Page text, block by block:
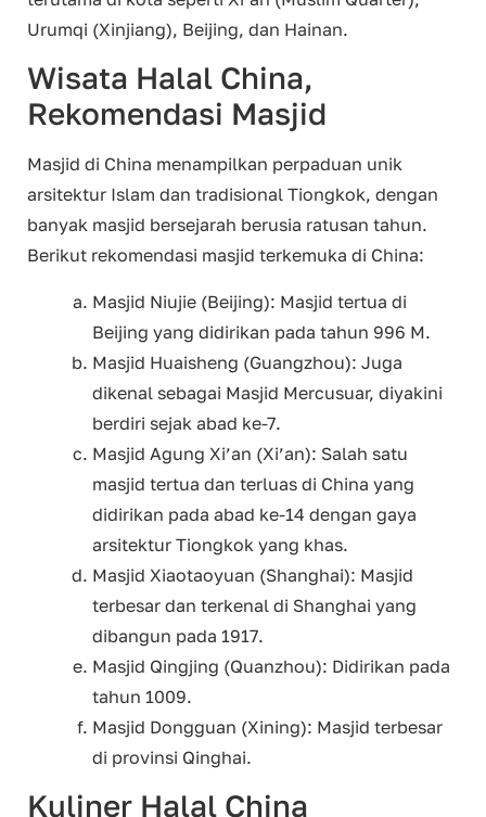
Urumqi (Xinjiang), Beijing, dan Hainan.
Wisata Halal China,
Rekomendasi Masjid
Masjid di China menampilkan perpaduan unik
arsitektur Islam dan tradisional Tiongkok, dengan
banyak masjid bersejarah berusia ratusan tahun.
Berikut rekomendasi masjid terkemuka di China:
Masjid Niujie (Beijing): Masjid tertua di
Beijing yang didirikan pada tahun 996 M.
Masjid Huaisheng (Guangzhou): Juga
dikenal sebagai Masjid Mercusuar, diyakini
berdiri sejak abad ke-7.
Masjid Agung Xi’an (Xi’an): Salah satu
masjid tertua dan terluas di China yang
didirikan pada abad ke-14 dengan gaya
arsitektur Tiongkok yang khas.
Masjid Xiaotaoyuan (Shanghai): Masjid
terbesar dan terkenal di Shanghai yang
dibangun pada 1917.
Masjid Qingjing (Quanzhou): Didirikan pada
tahun 1009.
Masjid Dongguan (Xining): Masjid terbesar
di provinsi Qinghai.
Kuliner Halal China